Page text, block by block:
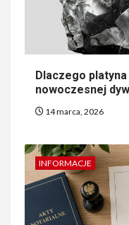
Dlaczego
nowoczesnej
14 marca, 2026
INFORMACJE